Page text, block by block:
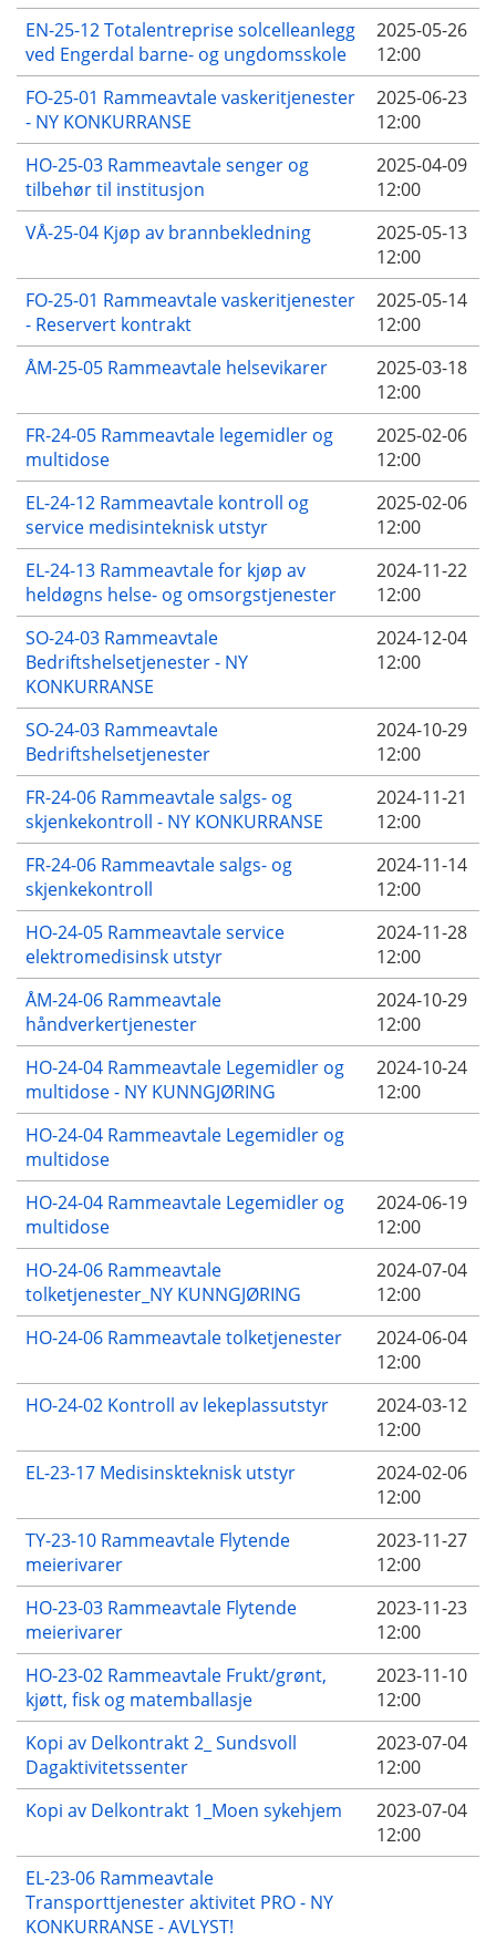
EN-25-12 Totalentreprise solcelleanlegg
ved Engerdal barne- og ungdomsskole
2025-05-26
12:00
FO-25-01 Rammeavtale vaskeritjenester
- NY KONKURRANSE
2025-06-23
12:00
HO-25-03 Rammeavtale senger og
tilbehør til institusjon
2025-04-09
12:00
VÅ-25-04 Kjøp av brannbekledning
2025-05-13
12:00
FO-25-01 Rammeavtale vaskeritjenester
- Reservert kontrakt
2025-05-14
12:00
ÅM-25-05 Rammeavtale helsevikarer
2025-03-18
12:00
FR-24-05 Rammeavtale legemidler og
multidose
2025-02-06
12:00
EL-24-12 Rammeavtale kontroll og
service medisinteknisk utstyr
2025-02-06
12:00
EL-24-13 Rammeavtale for kjøp av
heldøgns helse- og omsorgstjenester
2024-11-22
12:00
SO-24-03 Rammeavtale
Bedriftshelsetjenester - NY
KONKURRANSE
2024-12-04
12:00
SO-24-03 Rammeavtale
Bedriftshelsetjenester
2024-10-29
12:00
FR-24-06 Rammeavtale salgs- og
skjenkekontroll - NY KONKURRANSE
2024-11-21
12:00
FR-24-06 Rammeavtale salgs- og
skjenkekontroll
2024-11-14
12:00
HO-24-05 Rammeavtale service
elektromedisinsk utstyr
2024-11-28
12:00
ÅM-24-06 Rammeavtale
håndverkertjenester
2024-10-29
12:00
HO-24-04 Rammeavtale Legemidler og
multidose - NY KUNNGJØRING
2024-10-24
12:00
HO-24-04 Rammeavtale Legemidler og
multidose
HO-24-04 Rammeavtale Legemidler og
multidose
2024-06-19
12:00
HO-24-06 Rammeavtale
tolketjenester_NY KUNNGJØRING
2024-07-04
12:00
HO-24-06 Rammeavtale tolketjenester
2024-06-04
12:00
HO-24-02 Kontroll av lekeplassutstyr
2024-03-12
12:00
EL-23-17 Medisinskteknisk utstyr
2024-02-06
12:00
TY-23-10 Rammeavtale Flytende
meierivarer
2023-11-27
12:00
HO-23-03 Rammeavtale Flytende
meierivarer
2023-11-23
12:00
HO-23-02 Rammeavtale Frukt/grønt,
kjøtt, fisk og matemballasje
2023-11-10
12:00
Kopi av Delkontrakt 2_ Sundsvoll
Dagaktivitetssenter
2023-07-04
12:00
Kopi av Delkontrakt 1_Moen sykehjem
2023-07-04
12:00
EL-23-06 Rammeavtale
Transporttjenester aktivitet PRO - NY
KONKURRANSE - AVLYST!